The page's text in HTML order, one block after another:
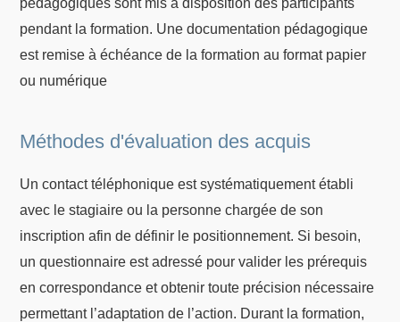
pédagogiques sont mis à disposition des participants
pendant la formation. Une documentation pédagogique
est remise à échéance de la formation au format papier
ou numérique
Méthodes d'évaluation des acquis
Un contact téléphonique est systématiquement établi
avec le stagiaire ou la personne chargée de son
inscription afin de définir le positionnement. Si besoin,
un questionnaire est adressé pour valider les prérequis
en correspondance et obtenir toute précision nécessaire
permettant l’adaptation de l’action. Durant la formation,